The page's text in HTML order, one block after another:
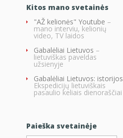
Kitos mano svetainės
"AŽ kelionės" Youtube –
mano interviu, kelionių
video, TV laidos
Gabalėliai Lietuvos –
lietuviškas paveldas
užsienyje
Gabalėliai Lietuvos: istorijos
Ekspedicijų lietuviškais
pasaulio keliais dienoraščiai
Paieška svetainėje
Ieškoti: